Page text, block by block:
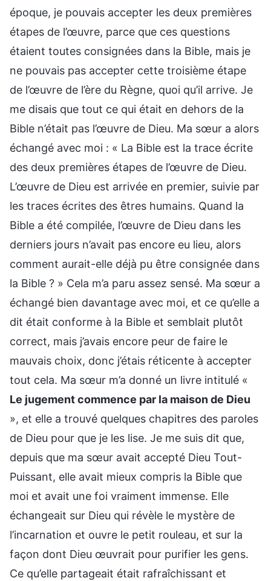
époque, je pouvais accepter les deux premières
étapes de l’œuvre, parce que ces questions
étaient toutes consignées dans la Bible, mais je
ne pouvais pas accepter cette troisième étape
de l’œuvre de l’ère du Règne, quoi qu’il arrive. Je
me disais que tout ce qui était en dehors de la
Bible n’était pas l’œuvre de Dieu. Ma sœur a alors
échangé avec moi : « La Bible est la trace écrite
des deux premières étapes de l’œuvre de Dieu.
L’œuvre de Dieu est arrivée en premier, suivie par
les traces écrites des êtres humains. Quand la
Bible a été compilée, l’œuvre de Dieu dans les
derniers jours n’avait pas encore eu lieu, alors
comment aurait-elle déjà pu être consignée dans
la Bible ? » Cela m’a paru assez sensé. Ma sœur a
échangé bien davantage avec moi, et ce qu’elle a
dit était conforme à la Bible et semblait plutôt
correct, mais j’avais encore peur de faire le
mauvais choix, donc j’étais réticente à accepter
tout cela. Ma sœur m’a donné un livre intitulé «
Le jugement commence par la maison de Dieu
», et elle a trouvé quelques chapitres des paroles
de Dieu pour que je les lise. Je me suis dit que,
depuis que ma sœur avait accepté Dieu Tout-
Puissant, elle avait mieux compris la Bible que
moi et avait une foi vraiment immense. Elle
échangeait sur Dieu qui révèle le mystère de
l’incarnation et ouvre le petit rouleau, et sur la
façon dont Dieu œuvrait pour purifier les gens.
Ce qu’elle partageait était rafraîchissant et